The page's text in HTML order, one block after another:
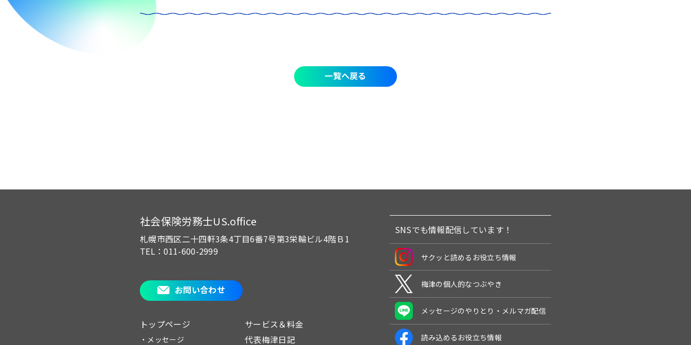
一覧へ戻る
社会保険労務士US.office
札幌市西区二十四軒3条4丁目6番7号第3栄輪ビル4階Ｂ1
TEL：011-600-2999
お問い合わせ
トップページ
・メッセージ
サービス＆料金
代表梅津日記
SNSでも情報配信しています！
サクッと読めるお役立ち情報
梅津の個人的なつぶやき
メッセージのやりとり・メルマガ配信
読み込めるお役立ち情報